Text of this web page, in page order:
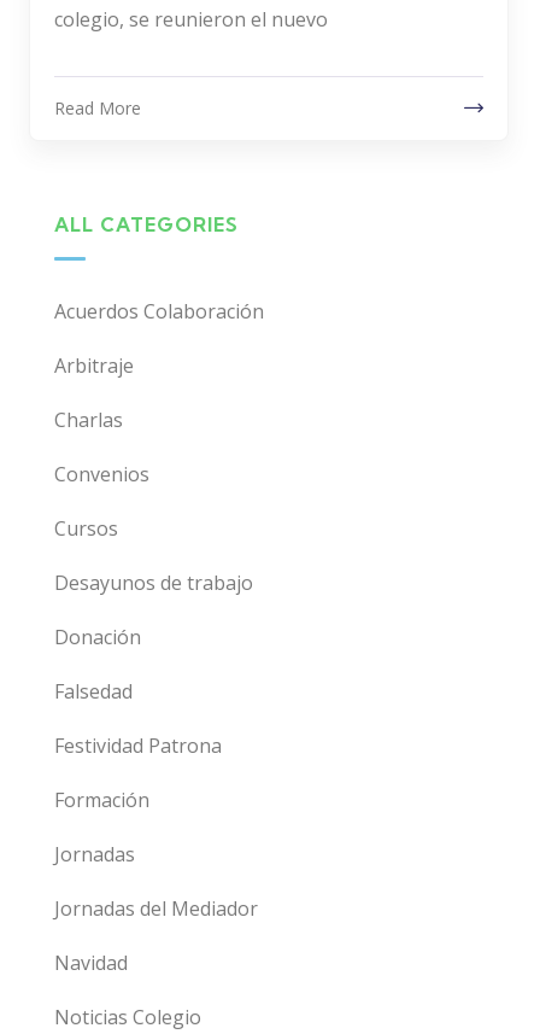
colegio, se reunieron el nuevo
Read More
ALL CATEGORIES
Acuerdos Colaboración
Arbitraje
Charlas
Convenios
Cursos
Desayunos de trabajo
Donación
Falsedad
Festividad Patrona
Formación
Jornadas
Jornadas del Mediador
Navidad
Noticias Colegio